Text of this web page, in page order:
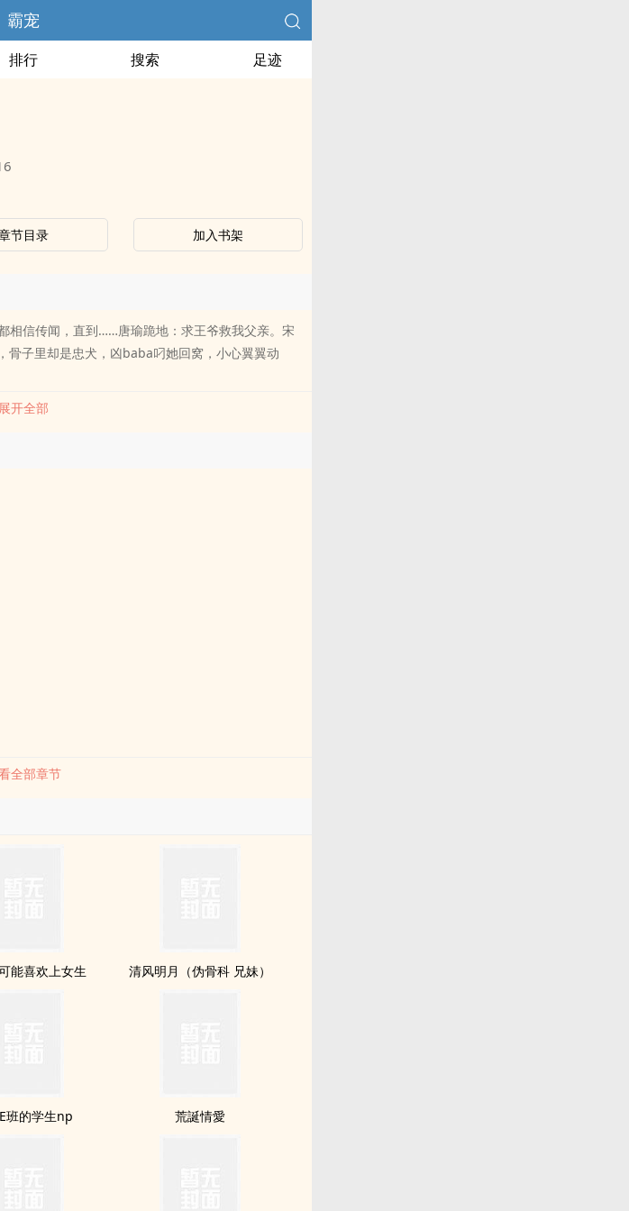
霸宠
排行 搜索 足迹
节目录 加入书架
相信传闻，直到……唐瑜跪地：求王爷救我父亲。宋
骨子里却是忠犬，凶baba叼她回窝，小心翼翼动
展开全部
全部章节
能喜欢上女生 清风明月（伪骨科 兄妹）
班的学生np 荒誕情愛